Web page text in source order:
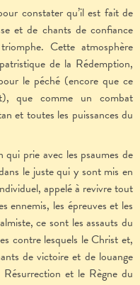
constater qu’il est fait de
et de chants de confiance
Cette atmosphère
de la Rédemption,
le péché (encore que ce
que comme un combat
et toutes les puissances du
prie avec les psaumes de
le juste qui y sont mis en
appelé à revivre tout
ennemis, les épreuves et les
ce sont les assauts du
contre lesquels le Christ et,
de victoire et de louange
et le Règne du